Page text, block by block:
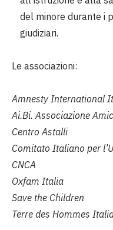
del minore durante i
giudiziari.
Le associazioni:
Amnesty International
Ai.Bi. Associazione
Centro Astalli
Comitato Italiano per
CNCA
Oxfam Italia
Save the Children
Terre des Hommes